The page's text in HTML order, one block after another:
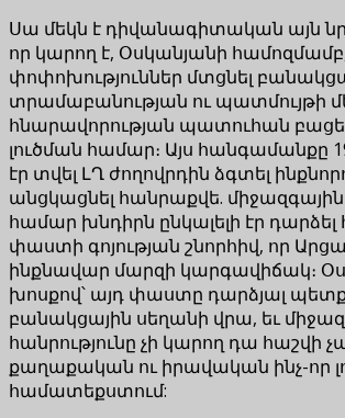
Սա մեկն է դիվանագիտական այն
որ կարող է, Օսկանյանի
փոփոխություններ մտցնել
տրամաբանության ու պատմույթի
հնարավորության պատուհան
լուծման համար։ Այս հանգամանքը
էր տվել ԼՂ ժողովրդին ձգտել
անցկացնել հանրաքվե.
համար խնդիրն ընկալելի էր դարձել
փաստի գոյության շնորհիվ, որ
ինքնավար մարզի կարգավիճակ։
խոսքով՝ այդ փաստը դարձյալ պետք
բանակցային սեղանի վրա, եւ
հանրությունը չի կարող դա հաշվի
քաղաքական ու իրավական ինչ-որ
համատեքստում: